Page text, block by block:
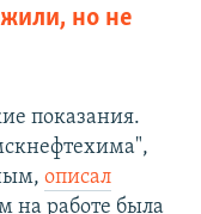
но не
показания.
описал
на работе была